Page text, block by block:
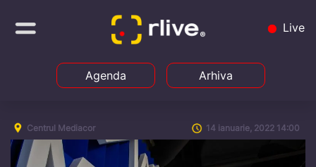
Live
Agenda Arhiva
Centrul Mediacor 14 ianuarie, 2022 14:00